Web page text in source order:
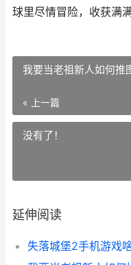
球里尽情冒险，收获满
我要当老祖新人如何推
« 上一篇
没有了！
延伸阅读